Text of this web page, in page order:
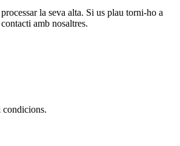
la seva alta. Si us plau torni-ho a
amb nosaltres.
condicions.